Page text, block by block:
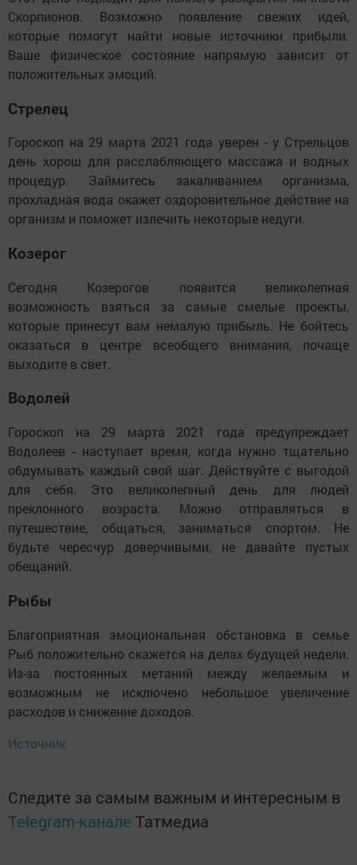
Скорпионов. Возможно появление свежих идей,
которые помогут найти новые источники прибыли.
Ваше физическое состояние напрямую зависит от
положительных эмоций.
Стрелец
Гороскоп на 29 марта 2021 года уверен - у Стрельцов
день хорош для расслабляющего массажа и водных
процедур. Займитесь закаливанием организма,
прохладная вода окажет оздоровительное действие на
организм и поможет излечить некоторые недуги.
Козерог
Сегодня Козерогов появится великолепная
возможность взяться за самые смелые проекты,
которые принесут вам немалую прибыль. Не бойтесь
оказаться в центре всеобщего внимания, почаще
выходите в свет.
Водолей
Гороскоп на 29 марта 2021 года предупреждает
Водолеев - наступает время, когда нужно тщательно
обдумывать каждый свой шаг. Действуйте с выгодой
для себя. Это великолепный день для людей
преклонного возраста. Можно отправляться в
путешествие, общаться, заниматься спортом. Не
будьте чересчур доверчивыми, не давайте пустых
обещаний.
Рыбы
Благоприятная эмоциональная обстановка в семье
Рыб положительно скажется на делах будущей недели.
Из-за постоянных метаний между желаемым и
возможным не исключено небольшое увеличение
расходов и снижение доходов.
Источник
Следите за самым важным и интересным в
Telegram-канале Татмедиа